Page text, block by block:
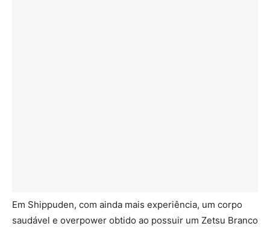
Em Shippuden, com ainda mais experiência, um corpo
saudável e overpower obtido ao possuir um Zetsu Branco